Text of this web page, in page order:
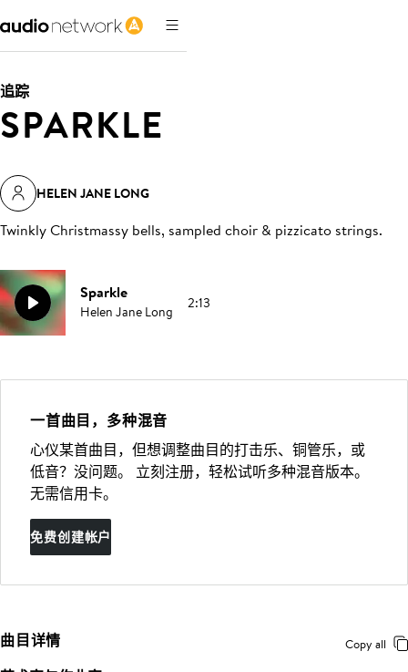
追踪
SPARKLE
HELEN JANE LONG
Twinkly Christmassy bells, sampled choir & pizzicato strings.
Sparkle
Helen Jane Long 2:13
一首曲目，多种混音
心仪某首曲目，但想调整曲目的打击乐、铜管乐，或
低音？没问题。 立刻注册，轻松试听多种混音版本。
无需信用卡。
免费创建帐户
曲目详情 Copy all